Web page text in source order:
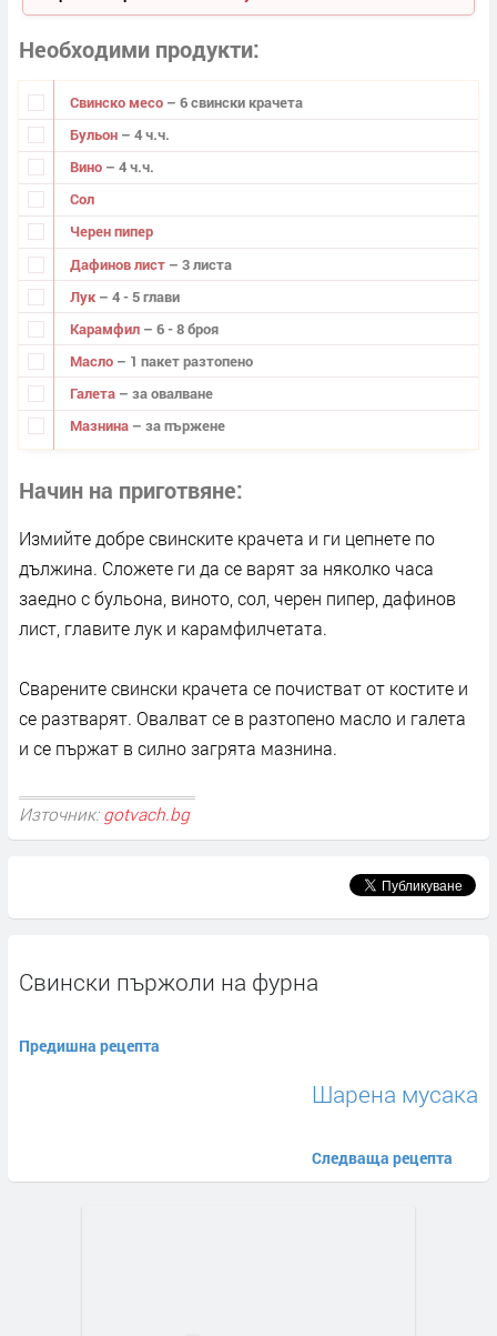
Необходими продукти
Свинско месо – 6 свински крачета
Бульон – 4 ч.ч.
Вино – 4 ч.ч.
Сол
Черен пипер
Дафинов лист – 3 листа
Лук – 4 - 5 глави
Карамфил – 6 - 8 броя
Масло – 1 пакет разтопено
Галета – за овалване
Мазнина – за пържене
Начин на приготвяне
Измийте добре свинските крачета и ги цепнете по
дължина. Сложете ги да се варят за няколко часа
заедно с бульона, виното, сол, черен пипер, дафинов
лист, главите лук и карамфилчетата.
Сварените свински крачета се почистват от костите и
се разтварят. Овалват се в разтопено масло и галета
и се пържат в силно загрята мазнина.
Източник: gotvach.bg
Свински пържоли на фурна
Предишна рецепта
Шарена мусака
Следваща рецепта